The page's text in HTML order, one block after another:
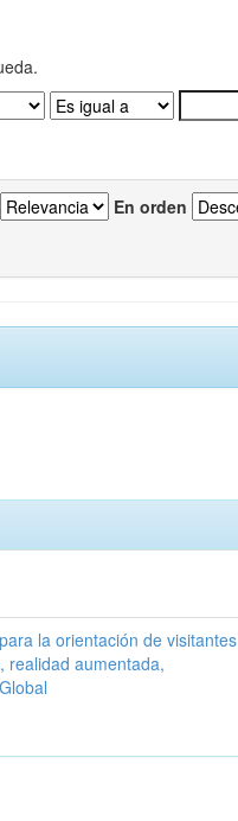
En orden
la orientación de visitantes
realidad aumentada,